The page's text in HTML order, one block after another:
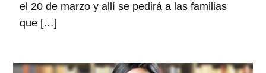
el 20 de marzo y allí se pedirá a las familias
que […]